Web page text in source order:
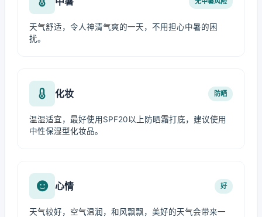
天气舒适，令人神清气爽的一天，不用担心中暑的困
扰。
化妆 防晒
温湿适宜，最好使用SPF20以上防晒霜打底，建议使用
中性保湿型化妆品。
心情 好
天气较好，空气温润，和风飘飘，美好的天气会带来一